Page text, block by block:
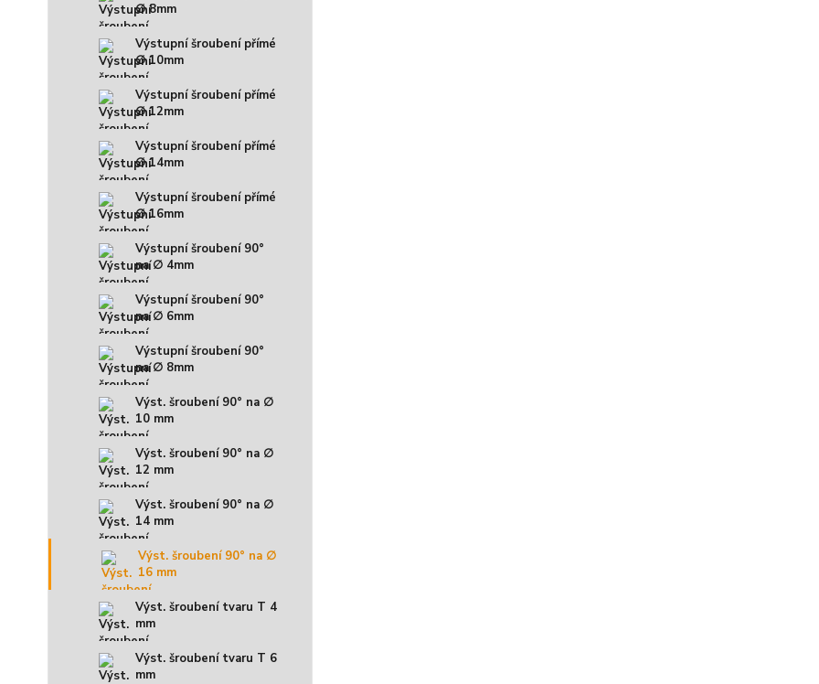
∅ 8mm
Výstupní šroubení přímé
∅ 10mm
Výstupní šroubení přímé
∅ 12mm
Výstupní šroubení přímé
∅ 14mm
Výstupní šroubení přímé
∅ 16mm
Výstupní šroubení 90°
na ∅ 4mm
Výstupní šroubení 90°
na ∅ 6mm
Výstupní šroubení 90°
na ∅ 8mm
Výst. šroubení 90° na ∅
10 mm
Výst. šroubení 90° na ∅
12 mm
Výst. šroubení 90° na ∅
14 mm
Výst. šroubení 90° na ∅
16 mm
Výst. šroubení tvaru T 4
mm
Výst. šroubení tvaru T 6
mm